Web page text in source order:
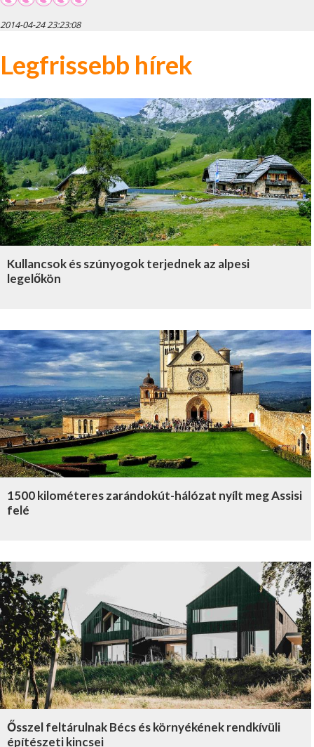
2014-04-24 23:23:08
Legfrissebb hírek
Kullancsok és szúnyogok terjednek az alpesi
legelőkön
1500 kilométeres zarándokút-hálózat nyílt meg Assisi
felé
Ősszel feltárulnak Bécs és környékének rendkívüli
építészeti kincsei